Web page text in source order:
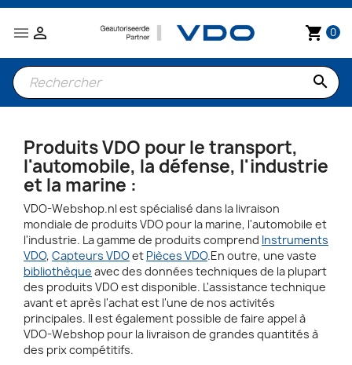
 shopping_cart 0

search
Produits VDO pour le transport,
l'automobile, la défense, l'industrie
et la marine :
VDO-Webshop.nl est spécialisé dans la livraison
mondiale de produits VDO pour la marine, l'automobile et
l'industrie. La gamme de produits comprend Instruments
VDO, Capteurs VDOet Pièces VDO.En outre, une vaste
bibliothèque avec des données techniques de la plupart
des produits VDO est disponible. L'assistance technique
avant et après l'achat est l'une de nos activités
principales. Il est également possible de faire appel à
VDO-Webshop pour la livraison de grandes quantités à
des prix compétitifs.